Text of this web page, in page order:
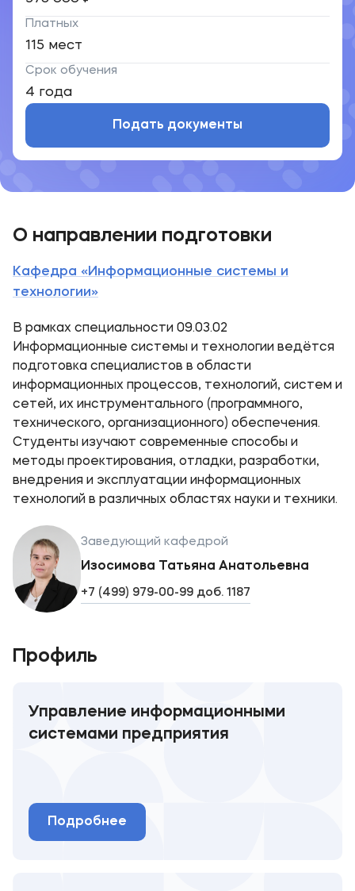
Платных
115 мест
Срок обучения
4 года
Подать документы
О направлении подготовки
Кафедра «Информационные системы и
технологии»
В рамках специальности 09.03.02
Информационные системы и технологии ведётся
подготовка специалистов в области
информационных процессов, технологий, систем и
сетей, их инструментального (программного,
технического, организационного) обеспечения.
Студенты изучают современные способы и
методы проектирования, отладки, разработки,
внедрения и эксплуатации информационных
технологий в различных областях науки и техники.
Заведующий кафедрой
Изосимова Татьяна Анатольевна
+7 (499) 979-00-99 доб. 1187
Профиль
Управление информационными
системами предприятия
Подробнее